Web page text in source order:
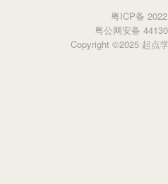
粤ICP备
粤公网安备
Copyright ©2025 起点